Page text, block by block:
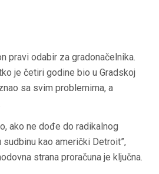
pravi odabir za gradonačelnika.
je četiri godine bio u Gradskoj
sa svim problemima, a
ako ne dođe do radikalnog
kao američki Detroit”,
strana proračuna je ključna.